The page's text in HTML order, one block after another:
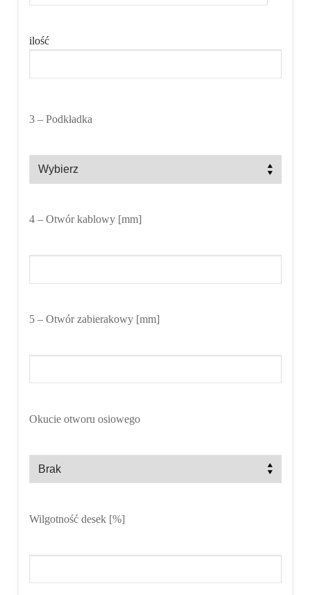
ilość
3 – Podkładka
4 – Otwór kablowy [mm]
5 – Otwór zabierakowy [mm]
Okucie otworu osiowego
Wilgotność desek [%]